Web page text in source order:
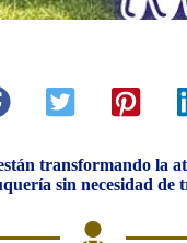
transformando la
sin necesidad de